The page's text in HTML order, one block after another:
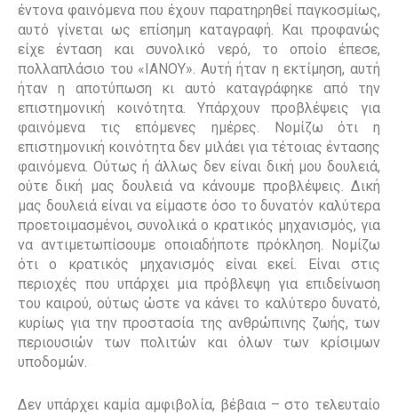
έντονα φαινόμενα που έχουν παρατηρηθεί παγκοσμίως,
αυτό γίνεται ως επίσημη καταγραφή. Και προφανώς
είχε ένταση και συνολικό νερό, το οποίο έπεσε,
πολλαπλάσιο του «ΙΑΝΟΥ». Αυτή ήταν η εκτίμηση, αυτή
ήταν η αποτύπωση κι αυτό καταγράφηκε από την
επιστημονική κοινότητα. Υπάρχουν προβλέψεις για
φαινόμενα τις επόμενες ημέρες. Νομίζω ότι η
επιστημονική κοινότητα δεν μιλάει για τέτοιας έντασης
φαινόμενα. Ούτως ή άλλως δεν είναι δική μου δουλειά,
ούτε δική μας δουλειά να κάνουμε προβλέψεις. Δική
μας δουλειά είναι να είμαστε όσο το δυνατόν καλύτερα
προετοιμασμένοι, συνολικά ο κρατικός μηχανισμός, για
να αντιμετωπίσουμε οποιαδήποτε πρόκληση. Νομίζω
ότι ο κρατικός μηχανισμός είναι εκεί. Είναι στις
περιοχές που υπάρχει μια πρόβλεψη για επιδείνωση
του καιρού, ούτως ώστε να κάνει το καλύτερο δυνατό,
κυρίως για την προστασία της ανθρώπινης ζωής, των
περιουσιών των πολιτών και όλων των κρίσιμων
υποδομών.
Δεν υπάρχει καμία αμφιβολία, βέβαια – στο τελευταίο